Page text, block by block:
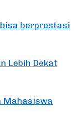
bisa berprestasi
Lebih Dekat
Mahasiswa